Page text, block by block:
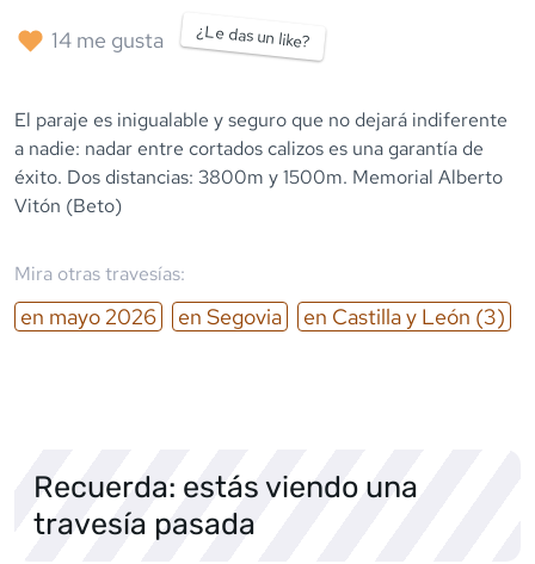
14 me gusta ¿Le das un like?
El paraje es inigualable y seguro que no dejará indiferente
a nadie: nadar entre cortados calizos es una garantía de
éxito. Dos distancias: 3800m y 1500m. Memorial Alberto
Vitón (Beto)
Mira otras travesías:
en mayo 2026 en Segovia en Castilla y León (3)
Recuerda: estás viendo una
travesía pasada